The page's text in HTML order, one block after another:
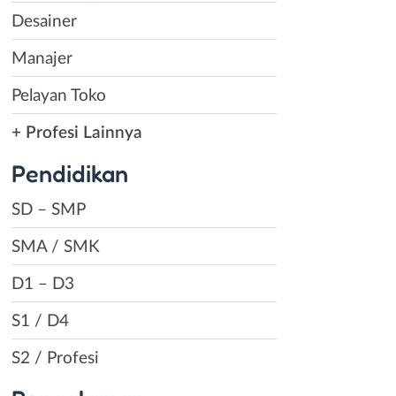
Desainer
Manajer
Pelayan Toko
+ Profesi Lainnya
Pendidikan
SD – SMP
SMA / SMK
D1 – D3
S1 / D4
S2 / Profesi